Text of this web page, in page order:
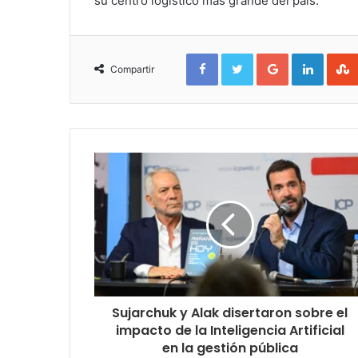
Compartir
FacebookTwitterGoogle+
Sujarchuk y Alak disertaron sobre el
impacto de la Inteligencia Artificial
en la gestión pública